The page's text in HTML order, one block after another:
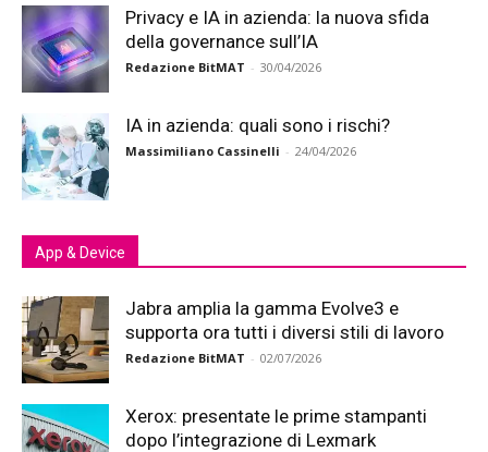
Privacy e IA in azienda: la nuova sfida
della governance sull’IA
Redazione BitMAT - 30/04/2026
IA in azienda: quali sono i rischi?
Massimiliano Cassinelli - 24/04/2026
App & Device
Jabra amplia la gamma Evolve3 e
supporta ora tutti i diversi stili di lavoro
Redazione BitMAT - 02/07/2026
Xerox: presentate le prime stampanti
dopo l’integrazione di Lexmark